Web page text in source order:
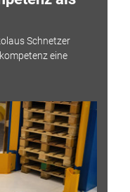
Schnetzer
eine